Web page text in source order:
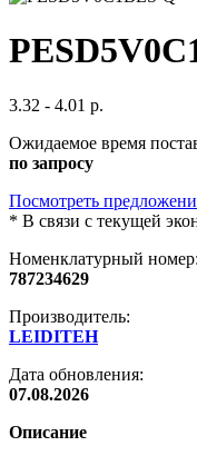
3.32 - 4.01 р.
Ожидаемое время
по запросу
Посмотреть
* В связи с текущей
Номенклатурный номер:
787234629
Производитель:
LEIDITEH
Дата обновления:
07.08.2026
Описание